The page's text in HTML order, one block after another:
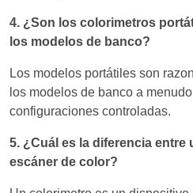
4. ¿Son los colorimetros
los modelos de banco?
Los modelos portátiles son
los modelos de banco a
configuraciones controladas.
5. ¿Cuál es la diferencia entre
escáner de color?